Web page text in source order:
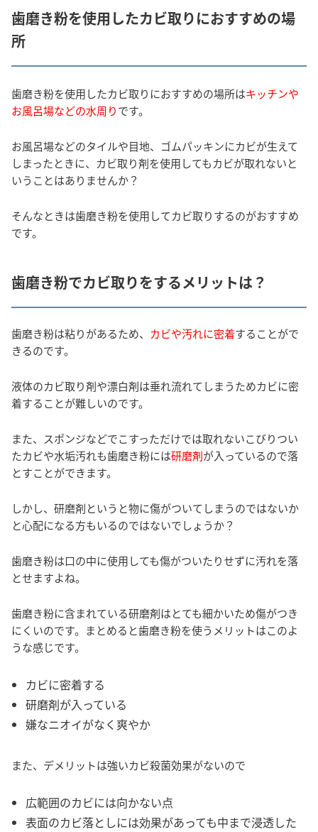
歯磨き粉を使用したカビ取りにおすすめの場
所
歯磨き粉を使用したカビ取りにおすすめの場所はキッチンや
お風呂場などの水周りです。
お風呂場などのタイルや目地、ゴムパッキンにカビが生えて
しまったときに、カビ取り剤を使用してもカビが取れないと
いうことはありませんか？
そんなときは歯磨き粉を使用してカビ取りするのがおすすめ
です。
歯磨き粉でカビ取りをするメリットは？
歯磨き粉は粘りがあるため、 カビや汚れに密着することがで
きるのです。
液体のカビ取り剤や漂白剤は垂れ流れてしまうためカビに密
着することが難しいのです。
また、スポンジなどでこすっただけでは取れないこびりつい
たカビや水垢汚れも歯磨き粉には研磨剤が入っているので落
とすことができます。
しかし、研磨剤というと物に傷がついてしまうのではないか
と心配になる方もいるのではないでしょうか？
歯磨き粉は口の中に使用しても傷がついたりせずに汚れを落
とせますよね。
歯磨き粉に含まれている研磨剤はとても細かいため傷がつき
にくいのです。まとめると歯磨き粉を使うメリットはこのよ
うな感じです。
カビに密着する
研磨剤が入っている
嫌なニオイがなく爽やか
また、デメリットは強いカビ殺菌効果がないので
広範囲のカビには向かない点
表面のカビ落としには効果があっても中まで浸透した